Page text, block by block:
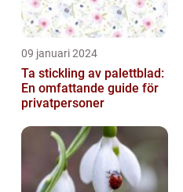
09 januari 2024
Ta stickling av palettblad:
En omfattande guide för
privatpersoner